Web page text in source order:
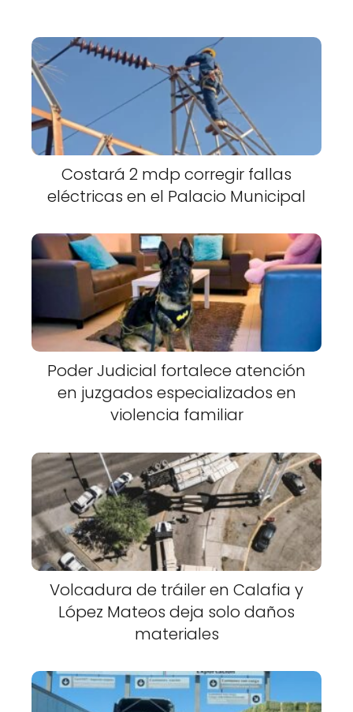
Costará 2 mdp corregir fallas
eléctricas en el Palacio Municipal
Poder Judicial fortalece atención
en juzgados especializados en
violencia familiar
Volcadura de tráiler en Calafia y
López Mateos deja solo daños
materiales